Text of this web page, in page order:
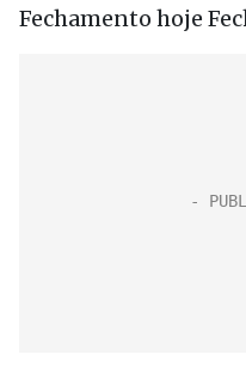
Fechamento hoje